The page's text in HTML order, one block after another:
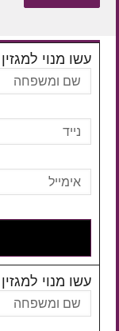
עשו מנוי
עשו מנוי